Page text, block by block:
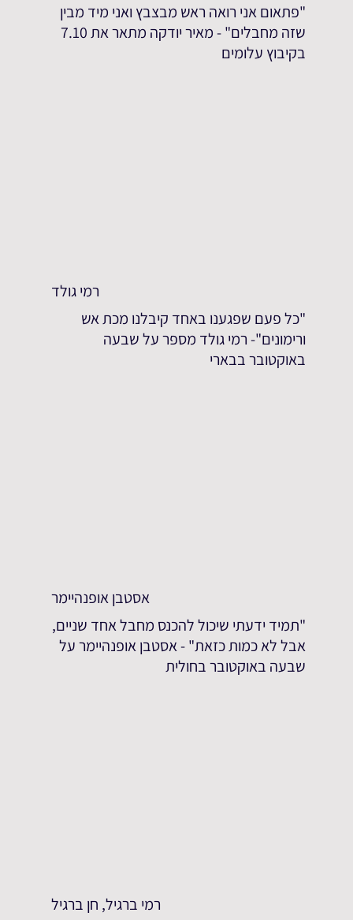
"פתאום אני רואה ראש מבצבץ ואני מיד מבין
שזה מחבלים" - מאיר יודקה מתאר את 7.10
בקיבוץ עלומים
רמי גולד
"כל פעם שפגענו באחד קיבלנו מכת אש
ורימונים"- רמי גולד מספר על שבעה
באוקטובר בבארי
אסטבן אופנהיימר
"תמיד ידעתי שיכול להכנס מחבל אחד שניים,
אבל לא כמות כזאת" - אסטבן אופנהיימר על
שבעה באוקטובר בחולית
רמי ברגיל, חן ברגיל